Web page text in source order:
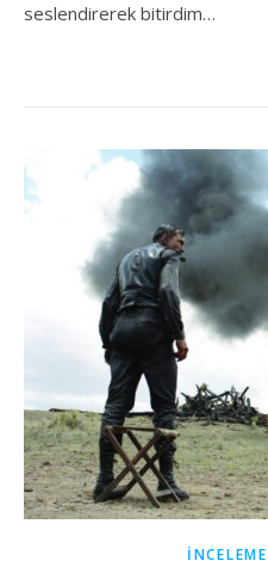
seslendirerek bitirdim…
İNCELEME